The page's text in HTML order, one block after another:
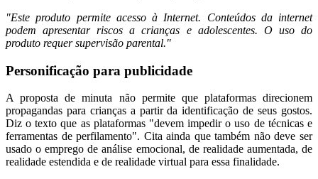
"Este produto permite acesso à Internet. Conteúdos da internet
podem apresentar riscos a crianças e adolescentes. O uso do
produto requer supervisão parental."
Personificação para publicidade
A proposta de minuta não permite que plataformas direcionem
propagandas para crianças a partir da identificação de seus gostos.
Diz o texto que as plataformas "devem impedir o uso de técnicas e
ferramentas de perfilamento". Cita ainda que também não deve ser
usado o emprego de análise emocional, de realidade aumentada, de
realidade estendida e de realidade virtual para essa finalidade.